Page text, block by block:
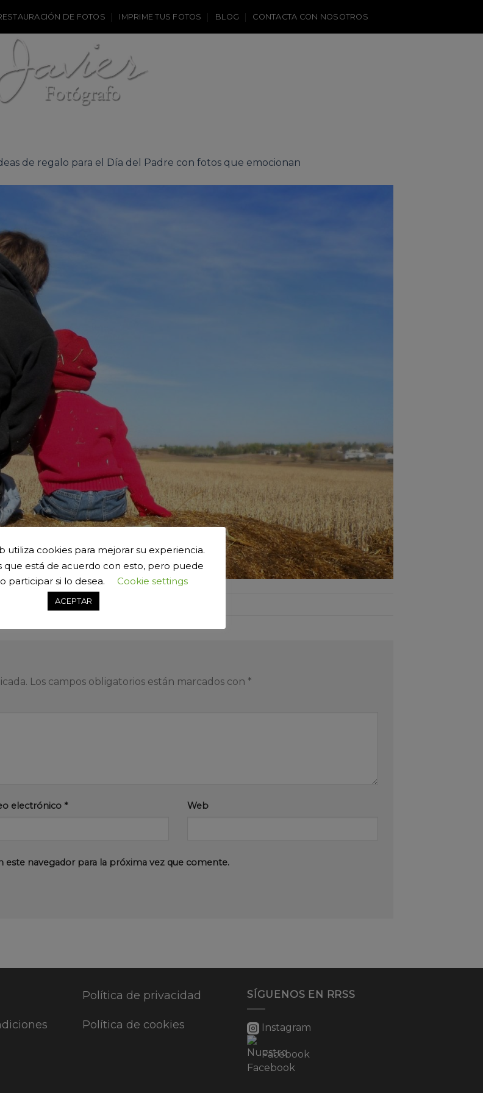
DE FOTOS IMPRIME TUS FOTOS BLOG CONTACTA CON NOSOTROS
de regalo para el Día del Padre con fotos que emocionan
Los campos obligatorios están marcados con *
electrónico * Web
navegador para la próxima vez que comente.
Política de privacidad
Política de cookies
SÍGUENOS EN RRSS
Instagram
Facebook
utiliza cookies para mejorar su experiencia.
que está de acuerdo con esto, pero puede
participar si lo desea.
Cookie settings
ACEPTAR